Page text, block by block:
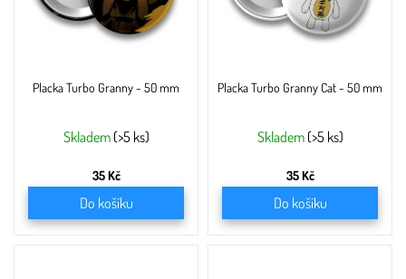
Placka Turbo Granny - 50 mm
Skladem (>5 ks)
35 Kč
Do košíku
Placka Turbo Granny Cat - 50 mm
Skladem (>5 ks)
35 Kč
Do košíku